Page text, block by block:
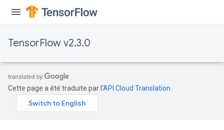
TensorFlow v2.3.0
Cette page a été traduite par l'API Cloud Translation